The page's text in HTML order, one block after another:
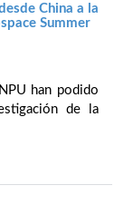
China a la
Summer
han podido
de la